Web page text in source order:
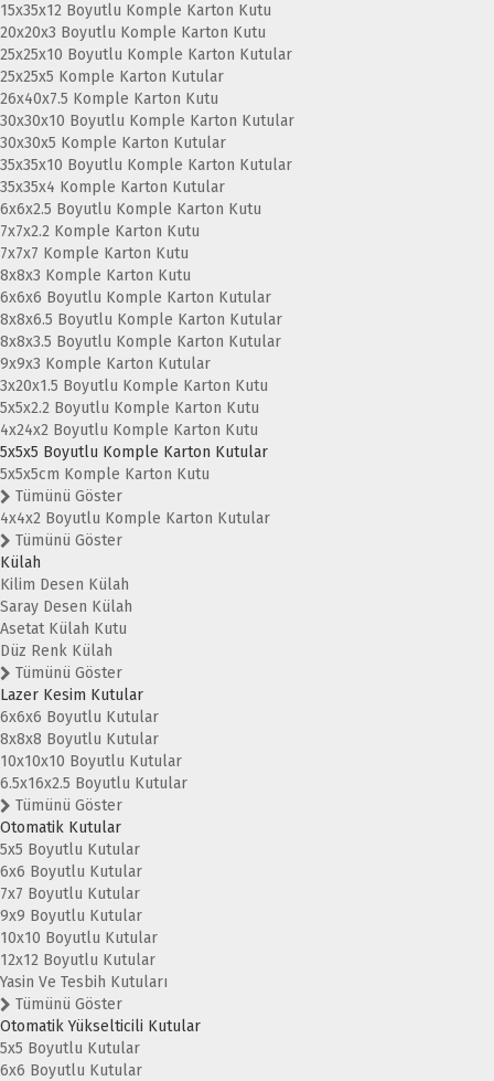
15x35x12 Boyutlu Komple Karton Kutu
20x20x3 Boyutlu Komple Karton Kutu
25x25x10 Boyutlu Komple Karton Kutular
25x25x5 Komple Karton Kutular
26x40x7.5 Komple Karton Kutu
30x30x10 Boyutlu Komple Karton Kutular
30x30x5 Komple Karton Kutular
35x35x10 Boyutlu Komple Karton Kutular
35x35x4 Komple Karton Kutular
6x6x2.5 Boyutlu Komple Karton Kutu
7x7x2.2 Komple Karton Kutu
7x7x7 Komple Karton Kutu
8x8x3 Komple Karton Kutu
6x6x6 Boyutlu Komple Karton Kutular
8x8x6.5 Boyutlu Komple Karton Kutular
8x8x3.5 Boyutlu Komple Karton Kutular
9x9x3 Komple Karton Kutular
3x20x1.5 Boyutlu Komple Karton Kutu
5x5x2.2 Boyutlu Komple Karton Kutu
4x24x2 Boyutlu Komple Karton Kutu
5x5x5 Boyutlu Komple Karton Kutular
5x5x5cm Komple Karton Kutu
Tümünü Göster
4x4x2 Boyutlu Komple Karton Kutular
Tümünü Göster
Külah
Kilim Desen Külah
Saray Desen Külah
Asetat Külah Kutu
Düz Renk Külah
Tümünü Göster
Lazer Kesim Kutular
6x6x6 Boyutlu Kutular
8x8x8 Boyutlu Kutular
10x10x10 Boyutlu Kutular
6.5x16x2.5 Boyutlu Kutular
Tümünü Göster
Otomatik Kutular
5x5 Boyutlu Kutular
6x6 Boyutlu Kutular
7x7 Boyutlu Kutular
9x9 Boyutlu Kutular
10x10 Boyutlu Kutular
12x12 Boyutlu Kutular
Yasin Ve Tesbih Kutuları
Tümünü Göster
Otomatik Yükselticili Kutular
5x5 Boyutlu Kutular
6x6 Boyutlu Kutular